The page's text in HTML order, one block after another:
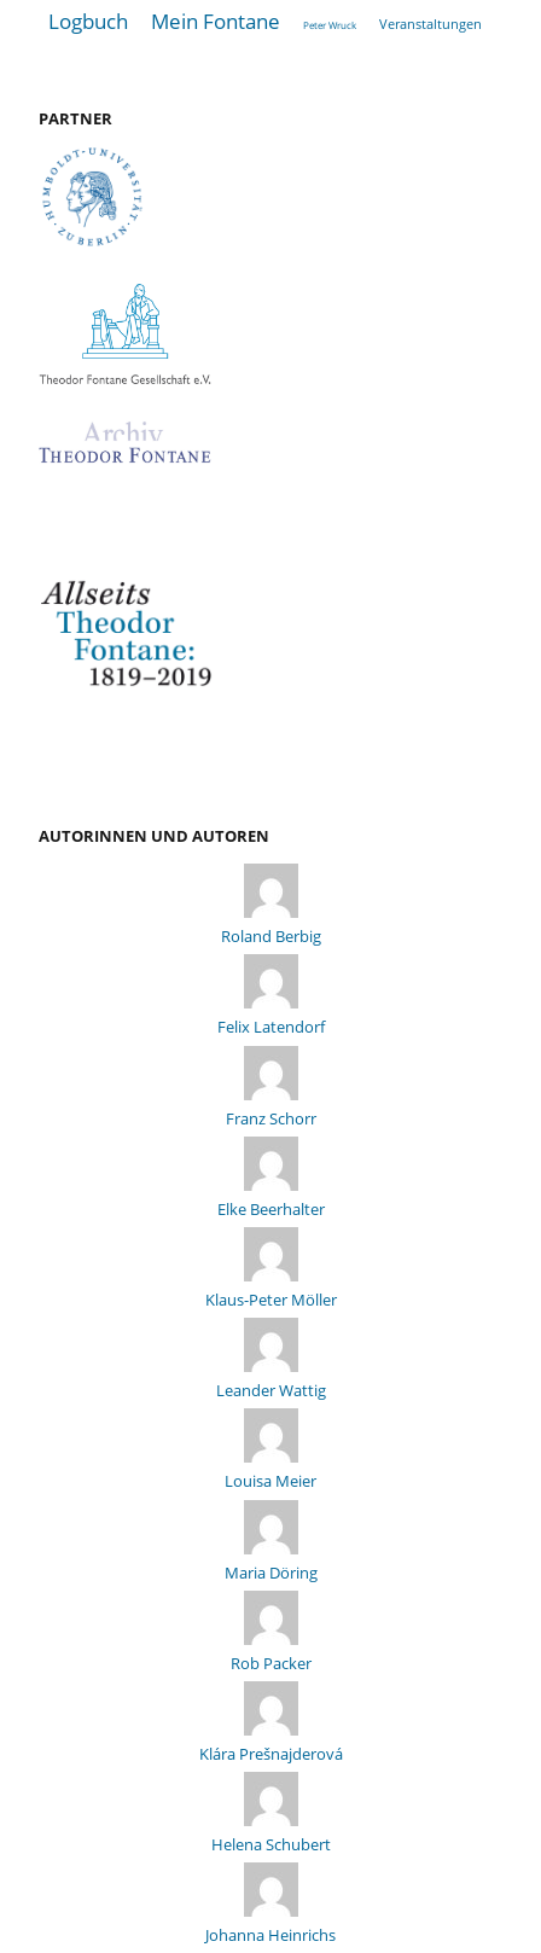
Logbuch Mein Fontane Peter Wruck Veranstaltungen
PARTNER
AUTORINNEN UND AUTOREN
Roland Berbig
Felix Latendorf
Franz Schorr
Elke Beerhalter
Klaus-Peter Möller
Leander Wattig
Louisa Meier
Maria Döring
Rob Packer
Klára Prešnajderová
Helena Schubert
Johanna Heinrichs